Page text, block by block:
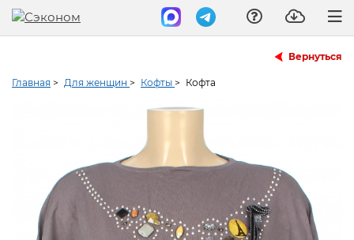
Вернуться
Главная > Для женщин > Кофты > Кофта